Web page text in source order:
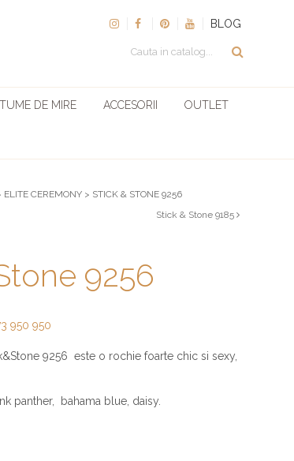
BLOG
DE MIRE ACCESORII OUTLET
ELITE CEREMONY > STICK & STONE 9256
Stick & Stone 9185
9256
950 950
9256 este o rochie foarte chic si sexy,
panther, bahama blue, daisy.